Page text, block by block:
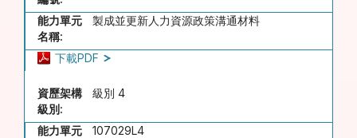
能力單元
名稱:
製成並更新人力資源政策溝通材料
下載PDF
資歷架構
級別:
級別 4
能力單元
107029L4